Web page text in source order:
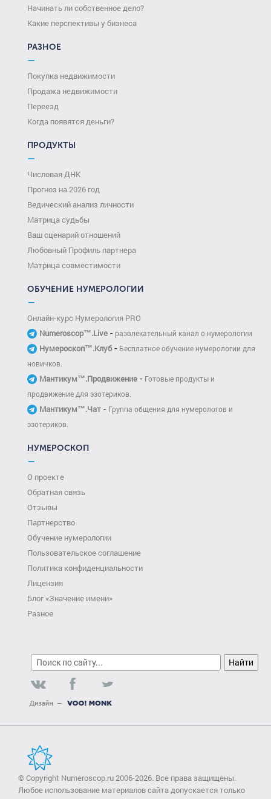
Начинать ли собственное дело?
Какие перспективы у бизнеса
РАЗНОЕ
—
Покупка недвижимости
Продажа недвижимости
Переезд
Когда появятся деньги?
ПРОДУКТЫ
—
Числовая ДНК
Прогноз на 2026 год
Ведический анализ личности
Матрица судьбы
Ваш сценарий отношений
Любовный Профиль партнера
Матрица совместимости
ОБУЧЕНИЕ НУМЕРОЛОГИИ
—
Онлайн-курс Нумерология PRO
Numeroscop™.Live - развлекательный канал о нумерологии
Нумероскоп™.Клуб- Бесплатное обучение нумерологии для
новичков.
Мантикум™.Продвижение - Готовые продукты и
продвижение для эзотериков.
Мантикум™.Чат - Группа общения для нумерологов и
эзотериков.
НУМЕРОСКОП
—
О проекте
Обратная связь
Отзывы
Партнерство
Обучение нумерологии
Пользовательское соглашение
Политика конфиденциальности
Лицензия
Блог «Значение имени»
Разное
© Copyright Numeroscop.ru 2006-2026. Все права защищены.
Любое использование материалов сайта допускается только